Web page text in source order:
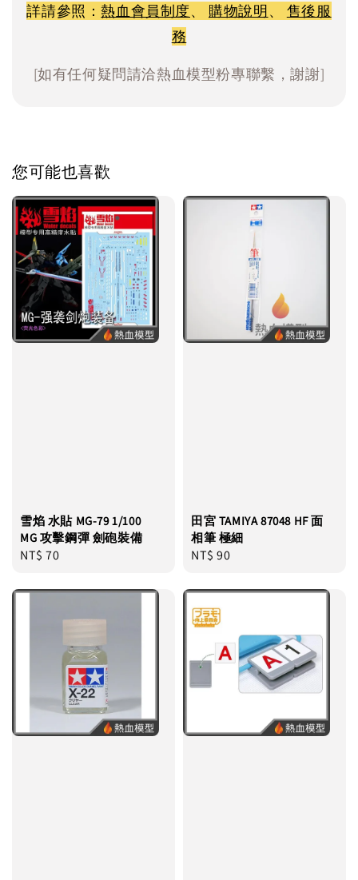
詳請參照：熱血會員制度、 購物說明、 售後服
務
[如有任何疑問請洽熱血模型粉專聯繫，謝謝]
您可能也喜歡
雪焰 水貼 MG-79 1/100
MG 攻擊鋼彈 劍砲裝備
Regular
NT$ 70
田宮 TAMIYA 87048 HF 面
相筆 極細
Regular
NT$ 90